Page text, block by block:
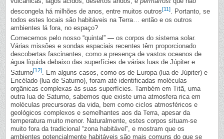
descongela há milhões de anos, entre muitos outros[11]. Portanto, se
todos estes locais são habitáveis na Terra… então e os outros
ambientes lá fora, no espaço?
Comecemos pelo nosso “quintal” — os corpos do sistema solar.
Várias missões e sondas espaciais recentes têm proporcionado
descobertas fascinantes, como a presença de vastos oceanos de
água líquida debaixo das superfícies de várias luas de Júpiter e
Saturno[12]. Em alguns casos, como os de Europa (lua de Júpiter) e
Encélado (lua de Saturno), foram até identificadas moléculas
orgânicas complexas às suas superfícies. Também em Titã, uma
outra lua de Saturno, sabemos que existe uma atmosfera rica em
moléculas precursoras da vida, bem como ciclos atmosféricos e
geológicos complexos e semelhantes aos da Terra, apesar da
temperatura muito menor. Naturalmente, estes corpos situam-se
muito fora da tradicional “zona habitável”, e mostram que os
ambientes potencialmente habitáveis são mais comuns do que se